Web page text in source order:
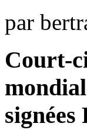
par
Court-